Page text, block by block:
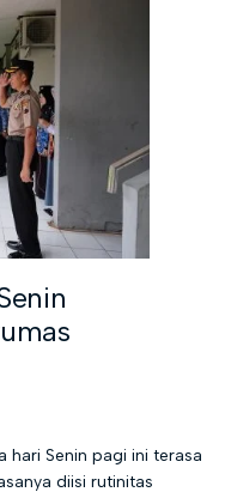
hari Senin pagi ini terasa
diisi rutinitas